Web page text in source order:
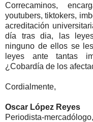
Correcaminos,
youtubers, tiktokers,
acreditación
día tras dia, las
ninguno de ellos se
leyes ante tantas
¿Cobardía de los
Cordialmente,
Oscar López Reyes
Periodista-